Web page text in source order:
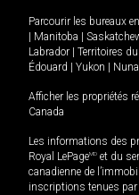
Parcourir les bureaux en
Manitoba
Labrador
Territoires
Édouard
Yukon
Afficher les propriétés
Canada
Les informations des
Royal LePageMD et du
canadienne de
inscriptions tenues par